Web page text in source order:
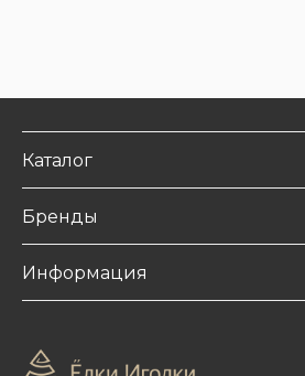
Каталог
Бренды
Информация